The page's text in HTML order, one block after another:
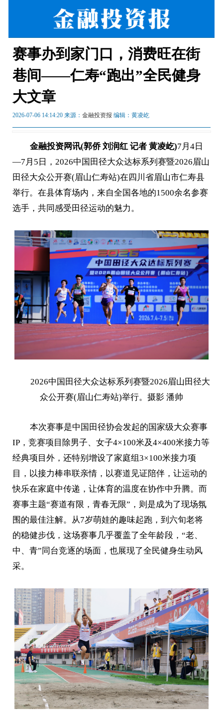
赛事办到家门口，消费旺在街
巷间——仁寿“跑出”全民健身
大文章
2026-07-06 14:14:20 来源：金融投资报 编辑：黄凌屹
金融投资网讯(郭侨 刘润红 记者 黄凌屹)7月4日
—7月5日，2026中国田径大众达标系列赛暨2026眉山
田径大众公开赛(眉山仁寿站)在四川省眉山市仁寿县
举行。在县体育场内，来自全国各地的1500余名参赛
选手，共同感受田径运动的魅力。
2026中国田径大众达标系列赛暨2026眉山田径大
众公开赛(眉山仁寿站)举行。摄影 潘帅
本次赛事是中国田径协会发起的国家级大众赛事
IP，竞赛项目除男子、女子4×100米及4×400米接力等
经典项目外，还特别增设了家庭组3×100米接力项
目，以接力棒串联亲情，以赛道见证陪伴，让运动的
快乐在家庭中传递，让体育的温度在协作中升腾。而
赛事主题“赛道有限，青春无限”，则是成为了现场氛
围的最佳注解。从7岁萌娃的趣味起跑，到六旬老将
的稳健步伐，这场赛事几乎覆盖了全年龄段，“老、
中、青”同台竞逐的场面，也展现了全民健身生动风
采。